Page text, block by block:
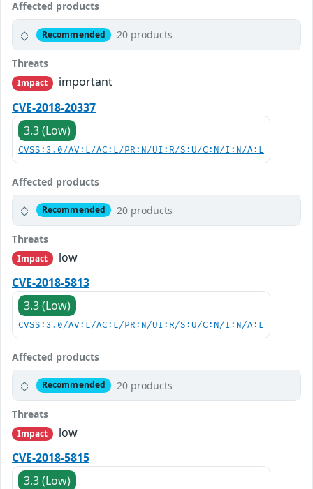
Affected products
Recommended 20 products
Threats
Impact
important
CVE-2018-20337
3.3 (Low)
CVSS:3.0/AV:L/AC:L/PR:N/UI:R/S:U/C:N/I:N/A:L
Affected products
Recommended 20 products
Threats
Impact
low
CVE-2018-5813
3.3 (Low)
CVSS:3.0/AV:L/AC:L/PR:N/UI:R/S:U/C:N/I:N/A:L
Affected products
Recommended 20 products
Threats
Impact
low
CVE-2018-5815
3.3 (Low)